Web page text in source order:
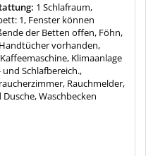
1 Schlafraum,
1, Fenster können
der Betten offen, Föhn,
vorhanden,
Klimaanlage
Schlafbereich.,
Rauchmelder,
Dusche, Waschbecken